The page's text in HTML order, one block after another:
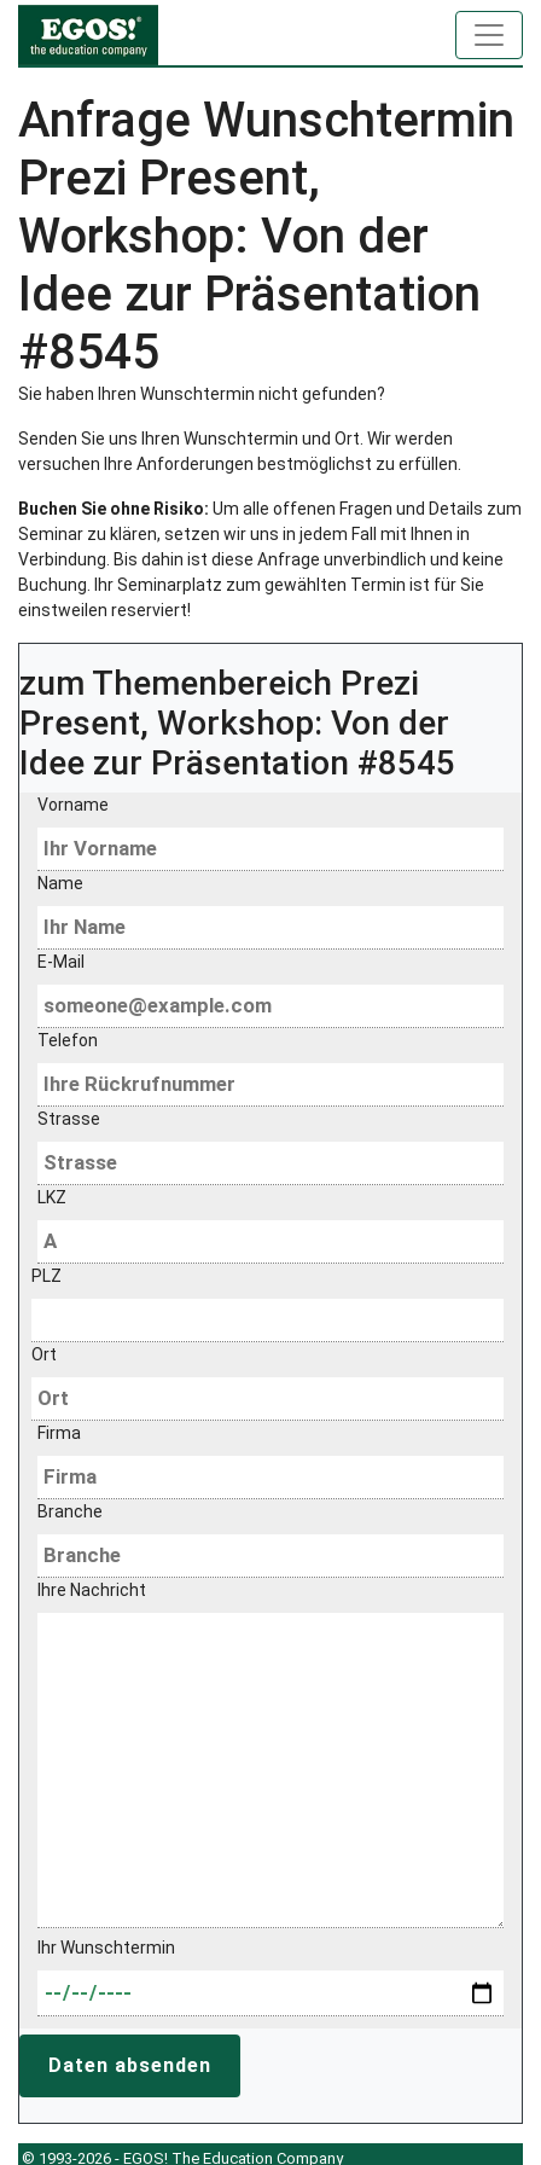
Anfrage Wunschtermin
Prezi Present,
Workshop: Von der
Idee zur Präsentation
#8545
Sie haben Ihren Wunschtermin nicht gefunden?
Senden Sie uns Ihren Wunschtermin und Ort. Wir werden
versuchen Ihre Anforderungen bestmöglichst zu erfüllen.
Buchen Sie ohne Risiko: Um alle offenen Fragen und Details zum
Seminar zu klären, setzen wir uns in jedem Fall mit Ihnen in
Verbindung. Bis dahin ist diese Anfrage unverbindlich und keine
Buchung. Ihr Seminarplatz zum gewählten Termin ist für Sie
einstweilen reserviert!
zum Themenbereich Prezi
Present, Workshop: Von der
Idee zur Präsentation #8545
Vorname
Name
E-Mail
Telefon
Strasse
LKZ
PLZ
Ort
Firma
Branche
Ihre Nachricht
Ihr Wunschtermin
Daten absenden
© 1993-2026 - EGOS! The Education Company